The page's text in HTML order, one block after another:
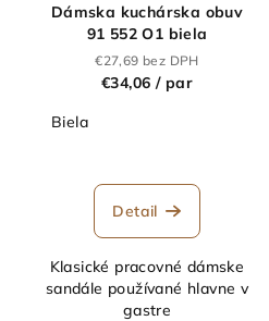
Dámska kuchárska obuv
91 552 O1 biela
€27,69 bez DPH
€34,06 / par
Biela
Detail
Klasické pracovné dámske
sandále používané hlavne v
gastre